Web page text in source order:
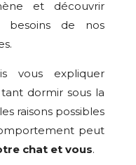
et découvrir
besoins de nos
vous expliquer
dormir sous la
raisons possibles
peut
chat et vous.